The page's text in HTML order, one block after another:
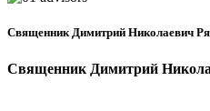
Священник Димитрий Николаевич
Священник Димитрий